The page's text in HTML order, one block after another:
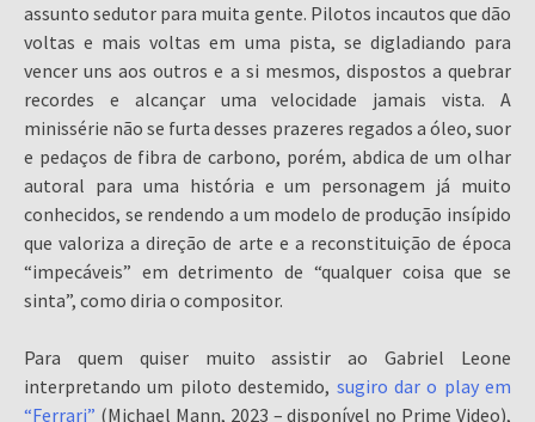
assunto sedutor para muita gente. Pilotos incautos que dão
voltas e mais voltas em uma pista, se digladiando para
vencer uns aos outros e a si mesmos, dispostos a quebrar
recordes e alcançar uma velocidade jamais vista. A
minissérie não se furta desses prazeres regados a óleo, suor
e pedaços de fibra de carbono, porém, abdica de um olhar
autoral para uma história e um personagem já muito
conhecidos, se rendendo a um modelo de produção insípido
que valoriza a direção de arte e a reconstituição de época
“impecáveis” em detrimento de “qualquer coisa que se
sinta”, como diria o compositor.
Para quem quiser muito assistir ao Gabriel Leone
interpretando um piloto destemido, sugiro dar o play em
“Ferrari” (Michael Mann, 2023 – disponível no Prime Video),